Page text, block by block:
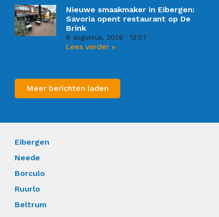
Nieuwe smaakmaker in Eibergen:
Savoria opent restaurant op De
Brink
6 augustus, 2026 12:57
Lees verder »
Meer berichten laden
Eibergen
Neede
Borculo
Ruurlo
Beltrum